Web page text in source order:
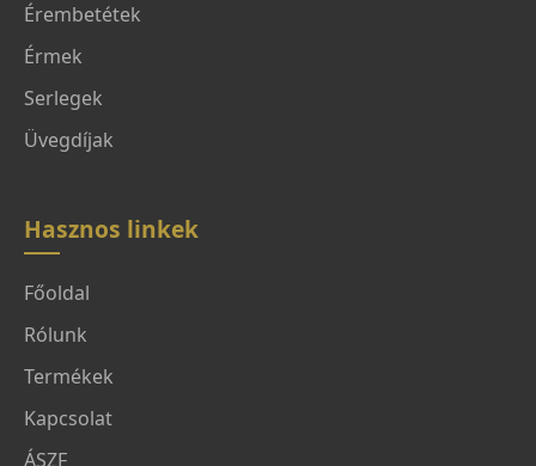
Érembetétek
Érmek
Serlegek
Üvegdíjak
Hasznos linkek
Főoldal
Rólunk
Termékek
Kapcsolat
ÁSZF